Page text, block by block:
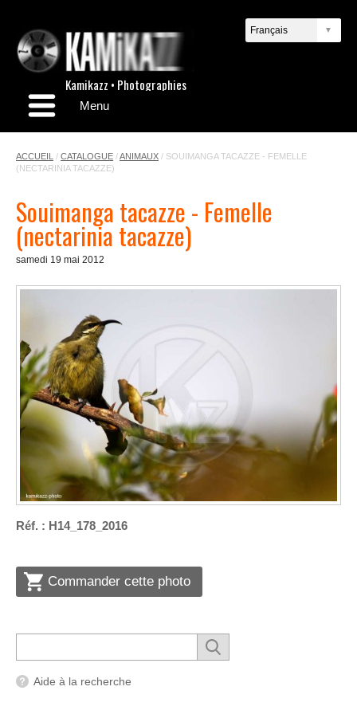
Kamikazz • Photographies
Menu
ACCUEIL / CATALOGUE /ANIMAUX / SOUIMANGA TACAZZE - FEMELLE
(NECTARINIA TACAZZE)
Souimanga tacazze - Femelle
(nectarinia tacazze)
samedi 19 mai 2012
Réf. : H14_178_2016
Commander cette photo
Aide à la recherche